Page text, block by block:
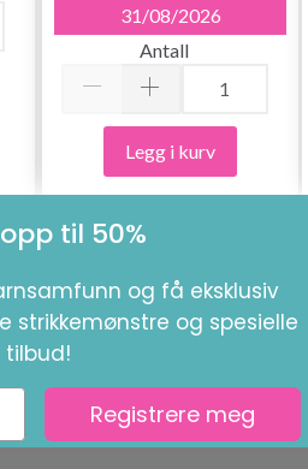
31/08/2026
Antall
Legg i kurv
til 50%
og få eksklusiv
strikkemønstre og spesielle
tilbud!
Registrere meg